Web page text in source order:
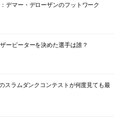
デマー・デローザンのフットワーク
ービーターを決めた選手は誰？
スラムダンクコンテストが何度見ても最